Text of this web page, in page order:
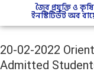
জৈব প্রযুক্তি ও
ইনস্টিটিউট অব
20-02-2022
Admitted